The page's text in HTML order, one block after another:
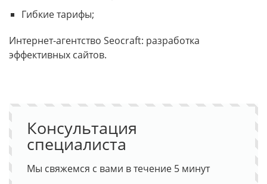
Гибкие тарифы;
Интернет-агентство Seocraft: разработка
эффективных сайтов.
Консультация
специалиста
Мы свяжемся с вами в течение 5 минут